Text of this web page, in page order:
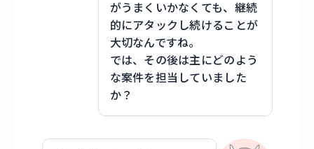
がうまくいかなくても、継続
的にアタックし続けることが
大切なんですね。
では、その後は主にどのよう
な案件を担当していました
か？